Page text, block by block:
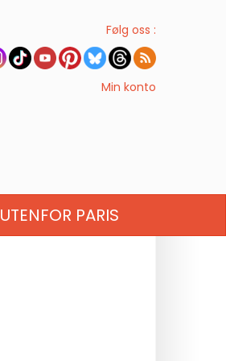
Følg oss :
Min konto
UTENFOR PARIS